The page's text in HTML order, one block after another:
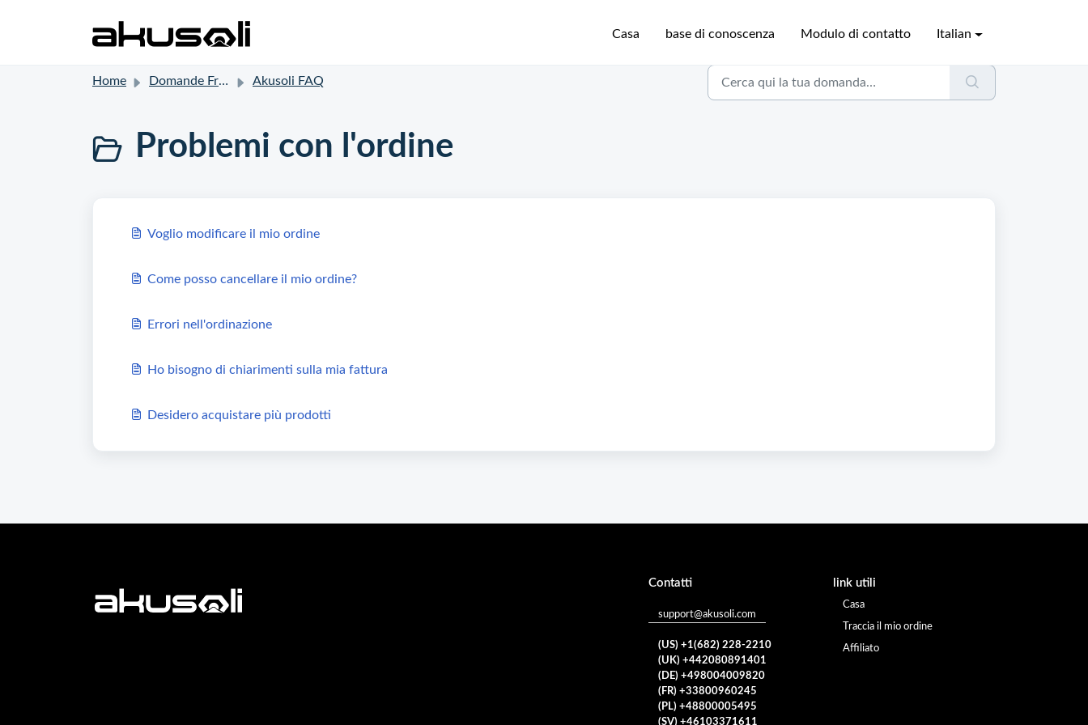
Casa base di conoscenza Modulo di contatto Italian
Home Domande Frequenti (FAQ) Akusoli FAQ
Problemi con l'ordine
Voglio modificare il mio ordine
Come posso cancellare il mio ordine?
Errori nell'ordinazione
Ho bisogno di chiarimenti sulla mia fattura
Desidero acquistare più prodotti
Contatti
support@akusoli.com
(US) +1(682) 228-2210
(UK) +442080891401
(DE) +498004009820
(FR) +33800960245
(PL) +48800005495
(SV) +46103371611
link utili
Casa
Traccia il mio ordine
Affiliato